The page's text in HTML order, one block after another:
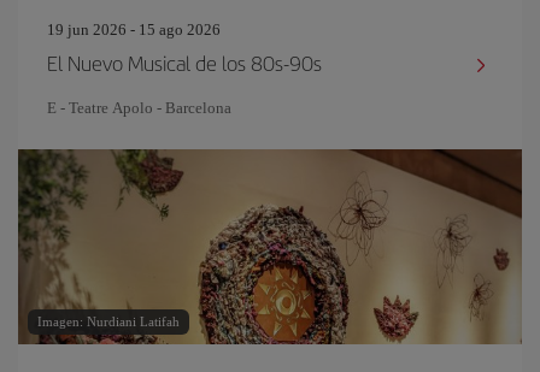
19 jun 2026 - 15 ago 2026
El Nuevo Musical de los 80s-90s
E - Teatre Apolo - Barcelona
Imagen: Nurdiani Latifah